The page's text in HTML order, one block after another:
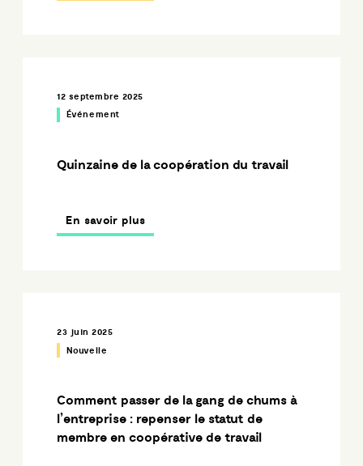
12 septembre 2025
Événement
Quinzaine de la coopération du travail
En savoir plus
23 juin 2025
Nouvelle
Comment passer de la gang de chums à
l’entreprise : repenser le statut de
membre en coopérative de travail